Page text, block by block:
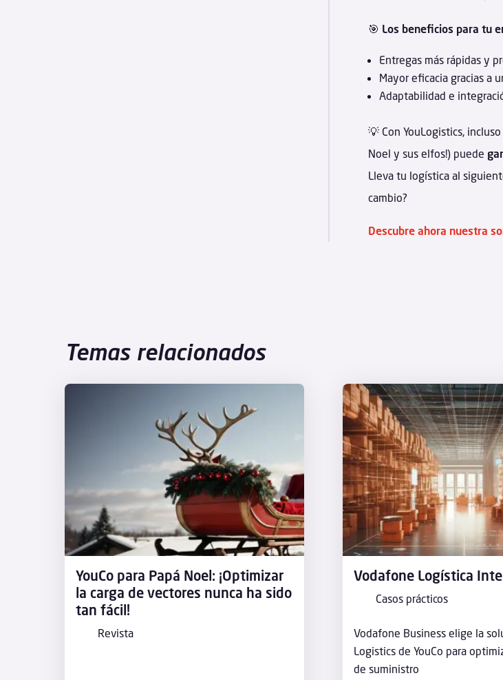
🎯 Los beneficios para tu
Entregas más rápidas y
Mayor eficacia gracias a
Adaptabilidad e
💡 Con YouLogistics,
Noel y sus elfos!) puede
Lleva tu logística al
cambio?
Descubre ahora nuestra
Temas relacionados
YouCo para Papá Noel: ¡Optimizar
la carga de vectores nunca ha sido
tan fácil!
Revista
Vodafone Logística
Casos prácticos
Vodafone Business elige la
Logistics de YouCo para
de suministro